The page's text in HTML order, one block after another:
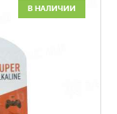
В НАЛИЧИИ